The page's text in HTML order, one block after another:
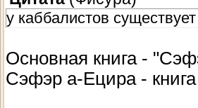
у каббалистов
Основная книга -
Сэфэр а-Ецира -